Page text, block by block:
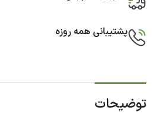
پشتیبانی همه روزه
توضیحات